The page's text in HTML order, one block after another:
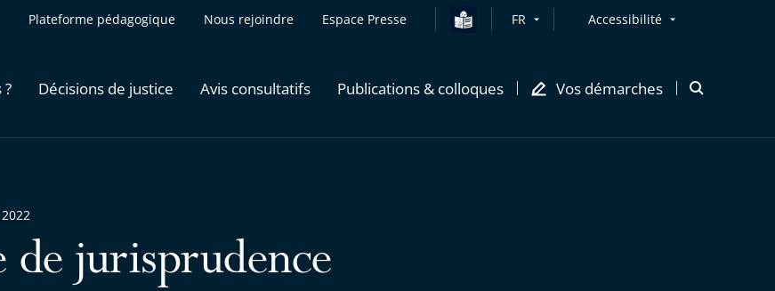
Plateforme pédagogique Nous rejoindre Espace Presse FR Accessibilité
Décisions de justice Avis consultatifs Publications & colloques Vos démarches
Ouvrir
de jurisprudence